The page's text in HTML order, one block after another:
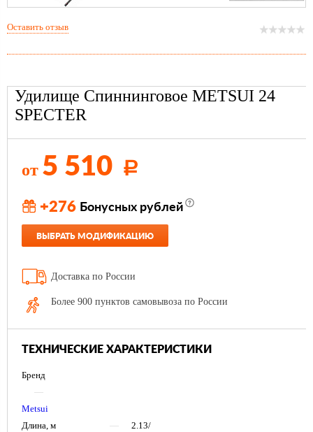
Удилище Спиннинговое METSUI 24
SPECTER
от 5 510 Р
+276 Бонусных рублей
ВЫБРАТЬ МОДИФИКАЦИЮ
Доставка по России
Более 900 пунктов самовывоза по России
ТЕХНИЧЕСКИЕ ХАРАКТЕРИСТИКИ
Бренд
—
Metsui
Длина, м
—
2.13/
Оставить отзыв